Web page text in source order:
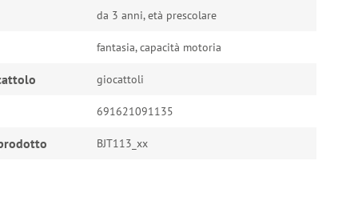
da 3 anni, età prescolare
fantasia, capacità motoria
giocattoli
691621091135
BJT113_xx